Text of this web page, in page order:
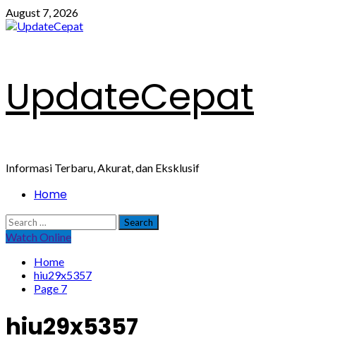
Skip
to
August 7, 2026
UpdateCepat
Informasi Terbaru, Akurat, dan Eksklusif
PrimaryHome
Search
for:
Watch Online
Home
hiu29x5357
Page 7
hiu29x5357